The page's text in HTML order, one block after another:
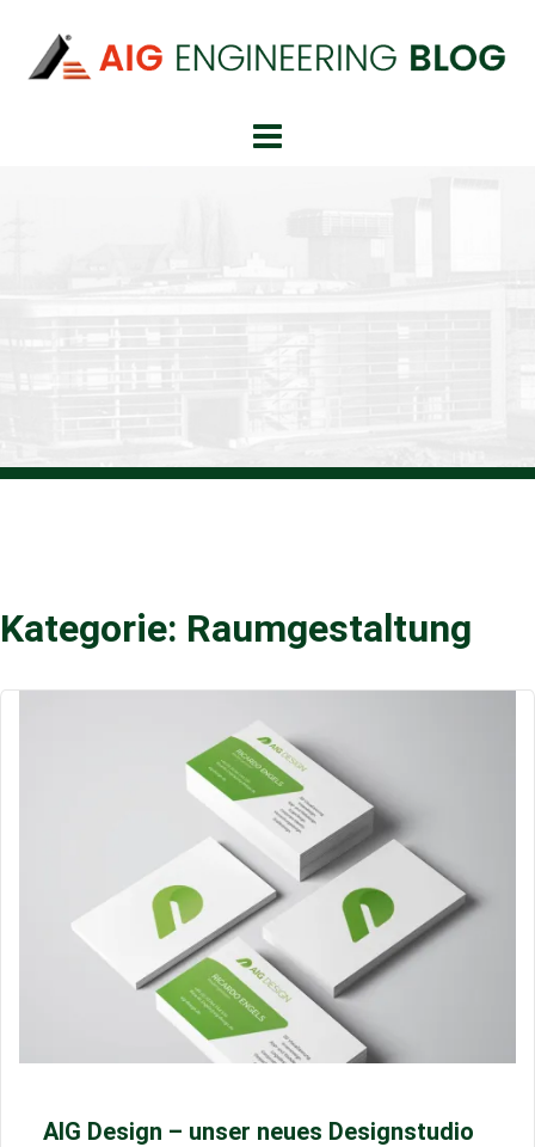
Inhalt
Kategorie: Raumgestaltung
AIG Design – unser neues Designstudio